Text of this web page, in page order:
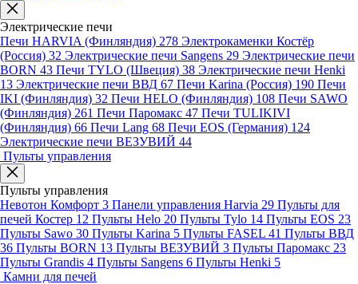
Электрические печи
Печи HARVIA (Финляндия) 278 Электрокаменки Костёр
(Россия) 32 Электрические печи Sangens 29 Электрические печи
BORN 43 Печи TYLO (Швеция) 38 Электрические печи Henki
13 Электрические печи ВВД 67 Печи Karina (Россия) 190 Печи
IKI (Финляндия) 32 Печи HELO (Финляндия) 108 Печи SAWO
(Финляндия) 261 Печи Паромакс 47 Печи TULIKIVI
(Финляндия) 66 Печи Lang 68 Печи EOS (Германия) 124
Электрические печи ВЕЗУВИЙ 44
Пульты управления
Пульты управления
Невотон Комфорт 3 Панели управления Harvia 29 Пульты для
печей Костер 12 Пульты Helo 20 Пульты Tylo 14 Пульты EOS 23
Пульты Sawo 30 Пульты Karina 5 Пульты FASEL 41 Пульты ВВД
36 Пульты BORN 13 Пульты ВЕЗУВИЙ 3 Пульты Паромакс 23
Пульты Grandis 4 Пульты Sangens 6 Пульты Henki 5
Камни для печей